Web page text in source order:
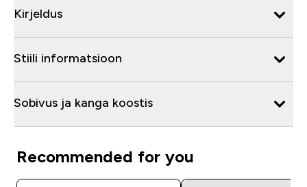
Kirjeldus
Stiili informatsioon
Sobivus ja kanga koostis
Recommended for you